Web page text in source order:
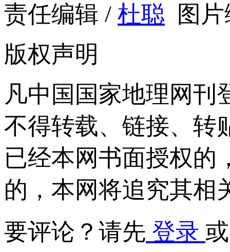
责任编辑 / 杜聪 图
版权声明
凡中国国家地理网刊
不得转载、链接、转
已经本网书面授权的
的，本网将追究其相
要评论？请先 登录